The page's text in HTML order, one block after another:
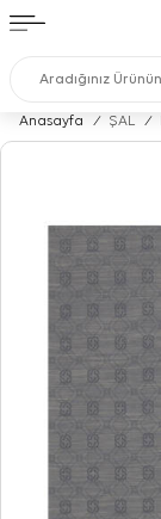
Anasayfa / ŞAL /